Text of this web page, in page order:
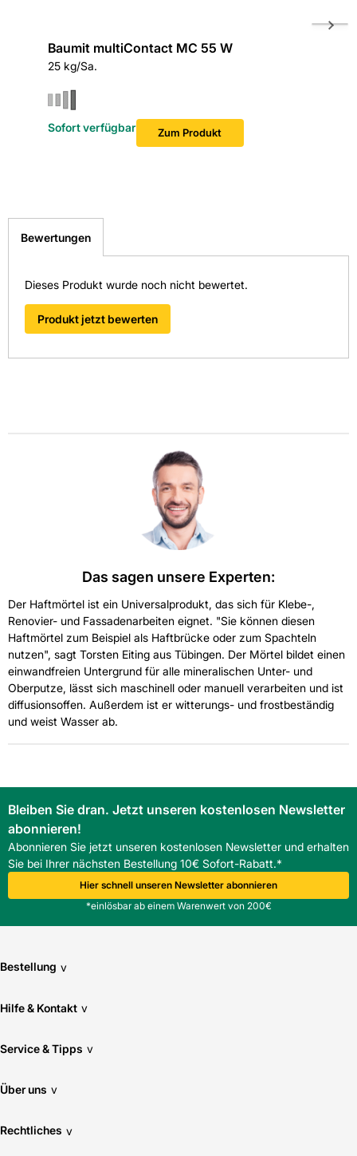
Gefahr
Verursacht Hautreizungen.
Verursacht schwere Augenschäden.
Kann die Atemwege reizen.
Baumit multiContact MC 55 W
25 kg/Sa.
Zum Produkt
Sofort verfügbar
Bewertungen
Dieses Produkt wurde noch nicht bewertet.
Produkt jetzt bewerten
Das sagen unsere Experten:
Der Haftmörtel ist ein Universalprodukt, das sich für Klebe-,
Renovier- und Fassadenarbeiten eignet. "Sie können diesen
Haftmörtel zum Beispiel als Haftbrücke oder zum Spachteln
nutzen", sagt Torsten Eiting aus Tübingen. Der Mörtel bildet einen
einwandfreien Untergrund für alle mineralischen Unter- und
Oberputze, lässt sich maschinell oder manuell verarbeiten und ist
diffusionsoffen. Außerdem ist er witterungs- und frostbeständig
und weist Wasser ab.
Bleiben Sie dran. Jetzt unseren kostenlosen Newsletter
abonnieren!
Abonnieren Sie jetzt unseren kostenlosen Newsletter und erhalten
Sie bei Ihrer nächsten Bestellung 10€ Sofort-Rabatt.*
Hier schnell unseren Newsletter abonnieren
*einlösbar ab einem Warenwert von 200€
Bestellung v
Hilfe & Kontakt v
Service & Tipps v
Über uns v
Rechtliches v